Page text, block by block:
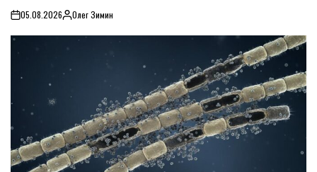
on05.08.2026PostedОлег Зимин